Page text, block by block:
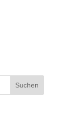
Suchen